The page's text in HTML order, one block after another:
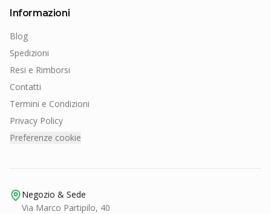
Informazioni
Blog
Spedizioni
Resi e Rimborsi
Contatti
Termini e Condizioni
Privacy Policy
Preferenze cookie
Negozio & Sede
Via Marco Partipilo, 40